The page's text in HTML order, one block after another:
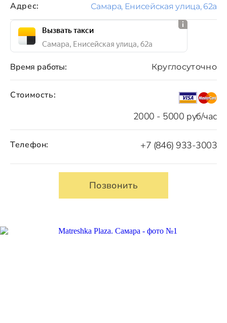
Стоимость:
2000 - 5000 руб/час
Время работы: Круглосуточно
Телефон: +7 (846) 933-3003
Позвонить
Адрес: Самара, Енисейская улица, 62а
Вызвать такси
Самара, Енисейская улица, 62а